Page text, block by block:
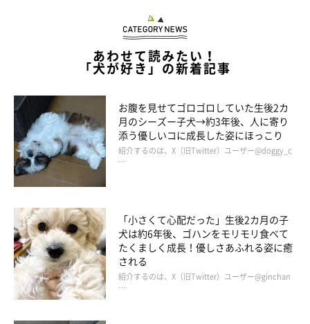
ロロくん、これからも次男くんを見守ってあげてね！
あわせて読みたい！
「犬が好き」の新着記事
お腹を見せてゴロゴロしていた生後2カ
月のシーズー子犬→約3年後、人に寄り
添う優しいコに成長した姿にほっこり
紹介するのは、X（旧Twitter）ユーザー@doggy_c
…
「小さくて心配だった」生後2カ月の子
犬は約6年後、ゴハンをモリモリ食べて
たくましく成長！優しさあふれる姿に癒
される
紹介するのは、X（旧Twitter）ユーザー@ginchan
…